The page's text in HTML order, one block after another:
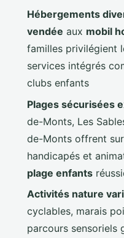
Hébergements
vendée aux mobil
familles privilégient
services intégrés
clubs enfants
Plages sécurisées
de-Monts, Les
de-Monts offrent
handicapés et
plage enfants
Activités nature
cyclables, marais
parcours sensoriels